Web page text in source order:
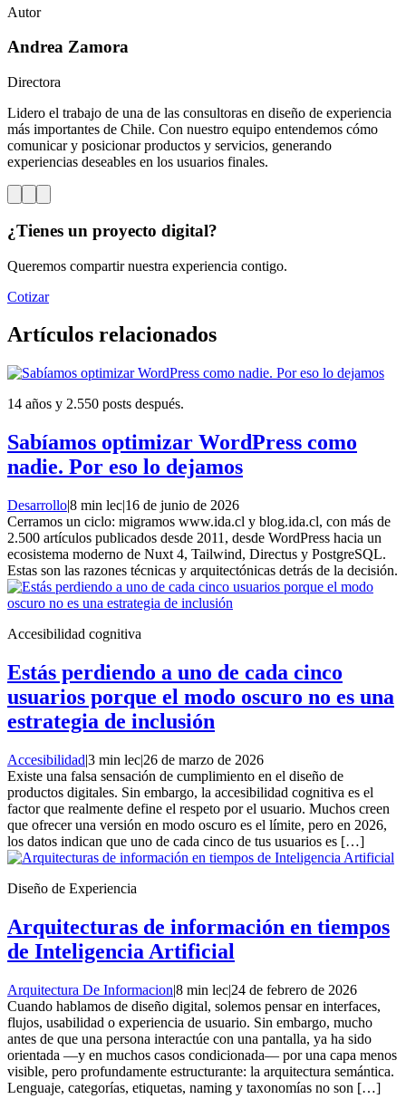
Autor
Andrea Zamora
Directora
Lidero el trabajo de una de las consultoras en diseño de experiencia
más importantes de Chile. Con nuestro equipo entendemos cómo
comunicar y posicionar productos y servicios, generando
experiencias deseables en los usuarios finales.
¿Tienes un proyecto digital?
Queremos compartir nuestra experiencia contigo.
Cotizar
Artículos relacionados
14 años y 2.550 posts después.
Sabíamos optimizar WordPress como
nadie. Por eso lo dejamos
Desarrollo|8 min lec|16 de junio de 2026
Cerramos un ciclo: migramos www.ida.cl y blog.ida.cl, con más de
2.500 artículos publicados desde 2011, desde WordPress hacia un
ecosistema moderno de Nuxt 4, Tailwind, Directus y PostgreSQL.
Estas son las razones técnicas y arquitectónicas detrás de la decisión.
Accesibilidad cognitiva
Estás perdiendo a uno de cada cinco
usuarios porque el modo oscuro no es una
estrategia de inclusión
Accesibilidad|3 min lec|26 de marzo de 2026
Existe una falsa sensación de cumplimiento en el diseño de
productos digitales. Sin embargo, la accesibilidad cognitiva es el
factor que realmente define el respeto por el usuario. Muchos creen
que ofrecer una versión en modo oscuro es el límite, pero en 2026,
los datos indican que uno de cada cinco de tus usuarios es […]
Diseño de Experiencia
Arquitecturas de información en tiempos
de Inteligencia Artificial
Arquitectura De Informacion|8 min lec|24 de febrero de 2026
Cuando hablamos de diseño digital, solemos pensar en interfaces,
flujos, usabilidad o experiencia de usuario. Sin embargo, mucho
antes de que una persona interactúe con una pantalla, ya ha sido
orientada —y en muchos casos condicionada— por una capa menos
visible, pero profundamente estructurante: la arquitectura semántica.
Lenguaje, categorías, etiquetas, naming y taxonomías no son […]